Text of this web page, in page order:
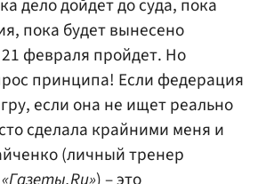
дело дойдет до суда, пока
пока будет вынесено
февраля пройдет. Но
принципа! Если федерация
если она не ищет реально
сделала крайними меня и
(личный тренер